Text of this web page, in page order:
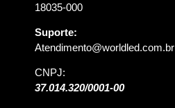
18035-000
Suporte:
Atendimento@worldled.com.br
CNPJ:
37.014.320/0001-00